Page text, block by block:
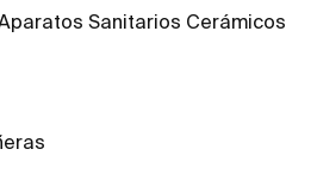
Sanitarios Cerámicos